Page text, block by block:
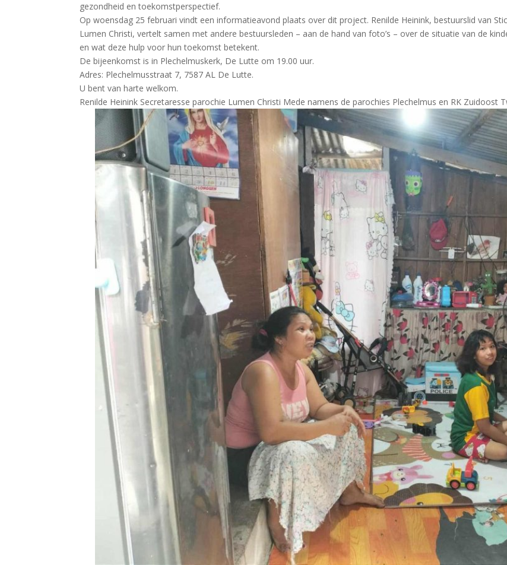
gezondheid en toekomstperspectief.
Op woensdag 25 februari vindt een informatieavond plaats over dit project. Renilde Heinink, bestuurslid van
Lumen Christi, vertelt samen met andere bestuursleden – aan de hand van foto’s – over de situatie van de
en wat deze hulp voor hun toekomst betekent.
De bijeenkomst is in Plechelmuskerk, De Lutte om 19.00 uur.
Adres: Plechelmusstraat 7, 7587 AL De Lutte.
U bent van harte welkom.
Renilde Heinink Secretaresse parochie Lumen Christi Mede namens de parochies Plechelmus en RK Zuidoost